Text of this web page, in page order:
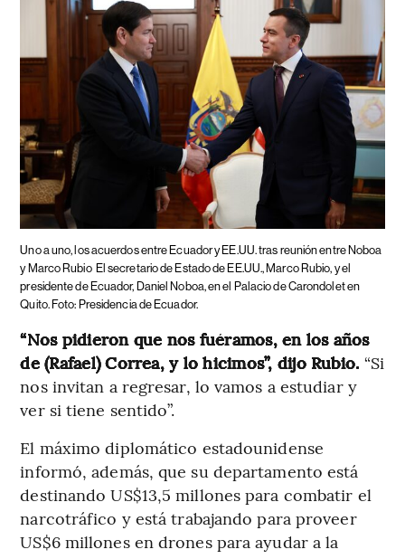
Uno a uno, los acuerdos entre Ecuador y EE.UU. tras reunión entre Noboa
y Marco Rubio El secretario de Estado de EE.UU., Marco Rubio, y el
presidente de Ecuador, Daniel Noboa, en el Palacio de Carondolet en
Quito. Foto: Presidencia de Ecuador.
“Nos pidieron que nos fuéramos, en los años
de (Rafael) Correa, y lo hicimos”, dijo Rubio. “Si
nos invitan a regresar, lo vamos a estudiar y
ver si tiene sentido”.
El máximo diplomático estadounidense
informó, además, que su departamento está
destinando US$13,5 millones para combatir el
narcotráfico y está trabajando para proveer
US$6 millones en drones para ayudar a la